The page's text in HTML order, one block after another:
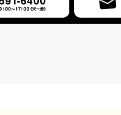
コース紹介